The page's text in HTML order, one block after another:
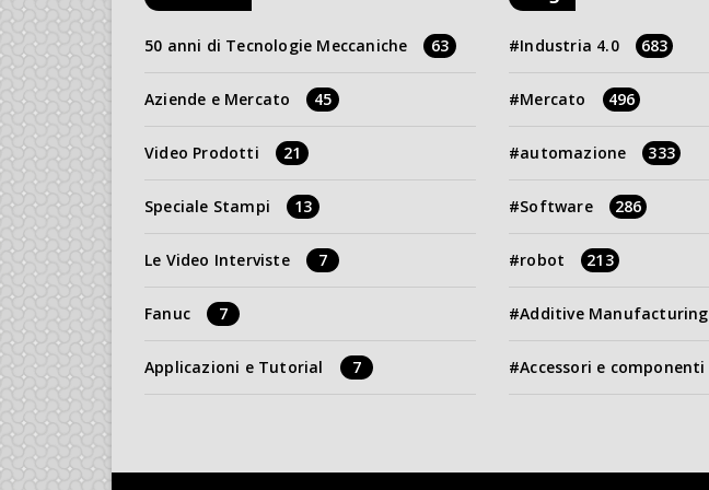
50 anni di Tecnologie Meccaniche 63
Aziende e Mercato 45
Video Prodotti 21
Speciale Stampi 13
Le Video Interviste 7
Fanuc 7
Applicazioni e Tutorial 7
Industria 4.0 683
Mercato 496
automazione 333
Software 286
robot 213
Additive Manufacturing
Accessori e componenti